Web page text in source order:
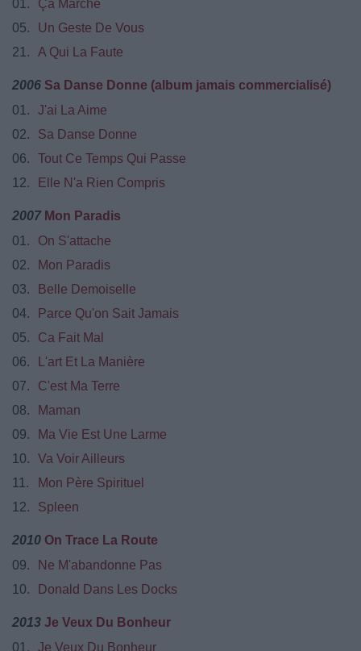
01.
Ça Marche
05.
Un Geste De Vous
21.
A Qui La Faute
2006 Sa Danse Donne (album jamais commercialisé)
01.
J'ai La Aime
02.
Sa Danse Donne
06.
Tout Ce Temps Qui Passe
12.
Elle N'a Rien Compris
2007 Mon Paradis
01.
On S'attache
02.
Mon Paradis
03.
Belle Demoiselle
04.
Parce Qu'on Sait Jamais
05.
Ca Fait Mal
06.
L'art Et La Manière
07.
C'est Ma Terre
08.
Maman
09.
Ma Vie Est Une Larme
10.
Va Voir Ailleurs
11.
Mon Père Spirituel
12.
Spleen
2010 On Trace La Route
09.
Ne M'abandonne Pas
10.
Donald Dans Les Docks
2013 Je Veux Du Bonheur
01.
Je Veux Du Bonheur